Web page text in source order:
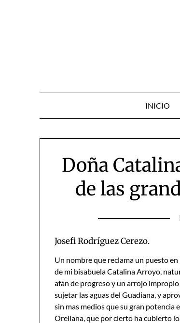
INICIO
Doña
de las
Josefi Rodríguez Cerezo.
Un nombre que reclama un puesto
de mi bisabuela Catalina Arroyo,
afán de progreso y un arrojo
sujetar las aguas del Guadiana, y
sin mas medios que su gran potencia
Orellana, que por cierto ha cubierto